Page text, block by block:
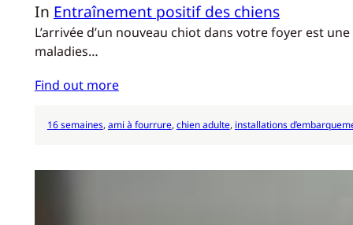
In Entraînement positif des chiens
L’arrivée d’un nouveau chiot dans votre foyer est
maladies…
Find out more
16 semaines, ami à fourrure, chien adulte, installations